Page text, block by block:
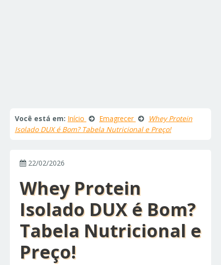
Você está em: Início Emagrecer
Whey Protein
Isolado DUX é Bom? Tabela Nutricional e Preço!
22/02/2026
Whey Protein
Isolado DUX é Bom?
Tabela Nutricional e
Preço!